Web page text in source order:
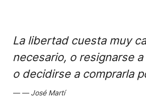
La libertad cuesta muy
necesario, o resignarse
o decidirse a comprarla
José Martí